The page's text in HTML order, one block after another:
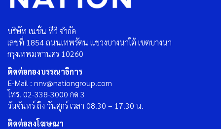
บริษัท เนชั่น ทีวี จำกัด
เลขที่ 1854 ถนนเทพรัตน แขวงบางนาใต้ เขตบางนา
กรุงเทพมหานคร 10260
ติดต่อกองบรรณาธิการ
E-Mail : nnv@nationgroup.com
โทร. 02-338-3000 กด 3
วันจันทร์ ถึง วันศุกร์ เวลา 08.30 – 17.30 น.
ติดต่อลงโฆษณา